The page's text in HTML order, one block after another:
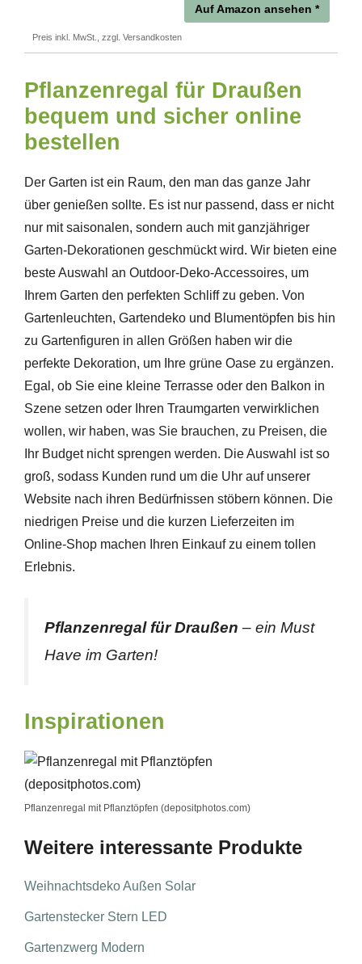
Auf Amazon ansehen *
Preis inkl. MwSt., zzgl. Versandkosten
Pflanzenregal für Draußen
bequem und sicher online
bestellen
Der Garten ist ein Raum, den man das ganze Jahr
über genießen sollte. Es ist nur passend, dass er nicht
nur mit saisonalen, sondern auch mit ganzjähriger
Garten-Dekorationen geschmückt wird. Wir bieten eine
beste Auswahl an Outdoor-Deko-Accessoires, um
Ihrem Garten den perfekten Schliff zu geben. Von
Gartenleuchten, Gartendeko und Blumentöpfen bis hin
zu Gartenfiguren in allen Größen haben wir die
perfekte Dekoration, um Ihre grüne Oase zu ergänzen.
Egal, ob Sie eine kleine Terrasse oder den Balkon in
Szene setzen oder Ihren Traumgarten verwirklichen
wollen, wir haben, was Sie brauchen, zu Preisen, die
Ihr Budget nicht sprengen werden. Die Auswahl ist so
groß, sodass Kunden rund um die Uhr auf unserer
Website nach ihren Bedürfnissen stöbern können. Die
niedrigen Preise und die kurzen Lieferzeiten im
Online-Shop machen Ihren Einkauf zu einem tollen
Erlebnis.
Pflanzenregal für Draußen – ein Must
Have im Garten!
Inspirationen
Pflanzenregal mit Pflanztöpfen (depositphotos.com)
Weitere interessante Produkte
Weihnachtsdeko Außen Solar
Gartenstecker Stern LED
Gartenzwerg Modern